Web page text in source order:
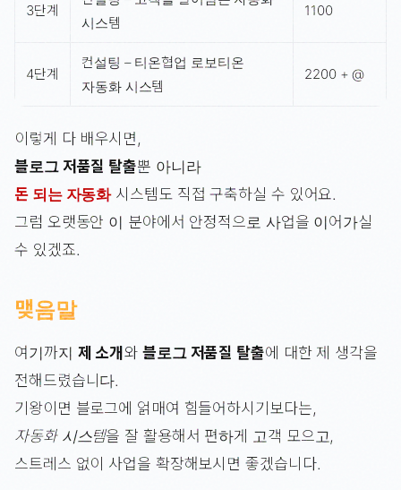
3단계
시스템
1100
4단계
컨설팅 – 티온협업 로보티온
자동화 시스템
2200 + @
이렇게 다 배우시면,
블로그 저품질 탈출뿐 아니라
돈 되는 자동화시스템도 직접 구축하실 수 있어요.
그럼 오랫동안 이 분야에서 안정적으로 사업을 이어가실
수 있겠죠.
맺음말
여기까지 제 소개와 블로그 저품질 탈출에 대한 제 생각을
전해드렸습니다.
기왕이면 블로그에 얽매여 힘들어하시기보다는,
자동화 시스템을 잘 활용해서 편하게 고객 모으고,
스트레스 없이 사업을 확장해보시면 좋겠습니다.